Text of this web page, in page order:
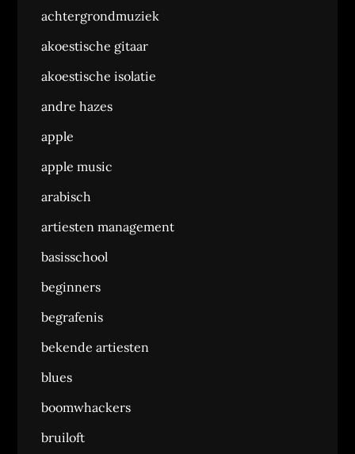
achtergrondmuziek
akoestische gitaar
akoestische isolatie
andre hazes
apple
apple music
arabisch
artiesten management
basisschool
beginners
begrafenis
bekende artiesten
blues
boomwhackers
bruiloft